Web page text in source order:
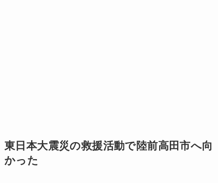
東日本大震災の救援活動で陸前高田市へ向
かった